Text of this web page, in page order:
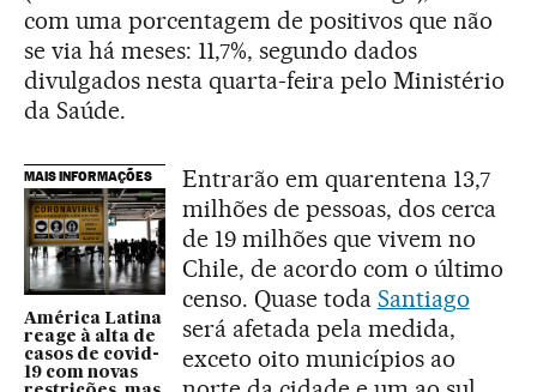
com uma porcentagem de positivos que não
se via há meses: 11,7%, segundo dados
divulgados nesta quarta-feira pelo Ministério
da Saúde.
MAIS INFORMAÇÕES
América Latina
reage à alta de
casos de covid-
19 com novas
Entrarão em quarentena 13,7
milhões de pessoas, dos cerca
de 19 milhões que vivem no
Chile, de acordo com o último
censo. Quase toda Santiago
será afetada pela medida,
exceto oito municípios ao